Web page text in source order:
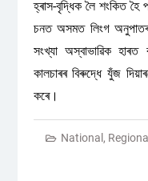
হ্ৰাস-বৃদ্ধিক লৈ শংকিত
চনত অসমত লিংগ
সংখ্যা অস্বাভাৱিক
কালচাৰৰ বিৰুদ্ধে যুঁজ
কৰে।
National , Regional